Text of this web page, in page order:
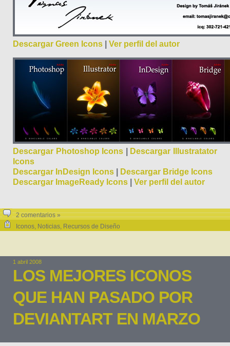
Descargar Green Icons Ver perfil del autor
Descargar Photoshop Icons
Descargar Illustratator
Icons
Descargar InDesign Icons
Descargar Bridge Icons
Descargar ImageReady Icons
Ver perfil del autor
2 comentarios »
Iconos, Noticias, Recursos de Diseño
1 abril 2008
LOS MEJORES ICONOS
QUE HAN PASADO POR
DEVIANTART EN MARZO